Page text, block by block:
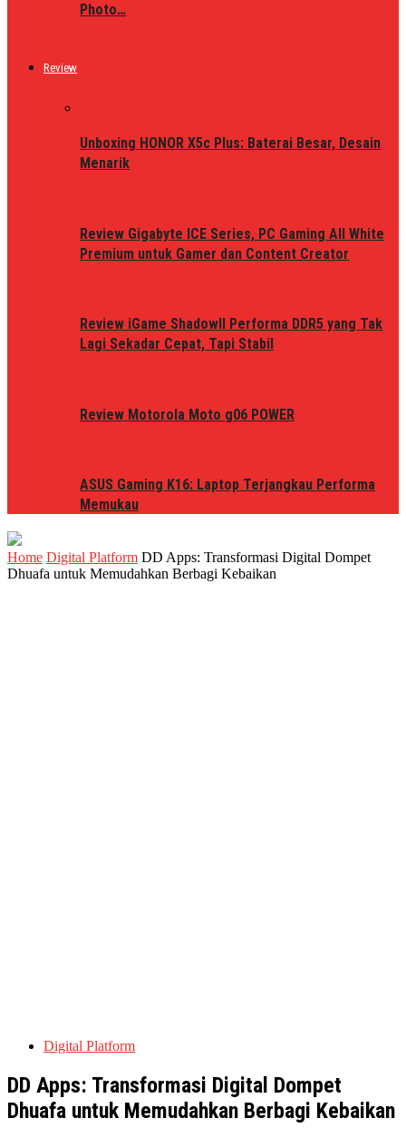
Photo…
Review
Unboxing HONOR X5c Plus: Baterai Besar, Desain
Menarik
Review Gigabyte ICE Series, PC Gaming All White
Premium untuk Gamer dan Content Creator
Review iGame ShadowII Performa DDR5 yang Tak
Lagi Sekadar Cepat, Tapi Stabil
Review Motorola Moto g06 POWER
ASUS Gaming K16: Laptop Terjangkau Performa
Memukau
Home Digital Platform DD Apps: Transformasi Digital Dompet
Dhuafa untuk Memudahkan Berbagi Kebaikan
Digital Platform
DD Apps: Transformasi Digital Dompet
Dhuafa untuk Memudahkan Berbagi Kebaikan